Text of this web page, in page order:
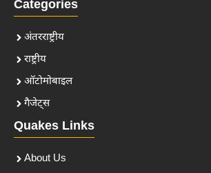
Categories
अंतरराष्ट्रीय
राष्ट्रीय
ऑटोमोबाइल
गैजेट्स
Quakes Links
About Us